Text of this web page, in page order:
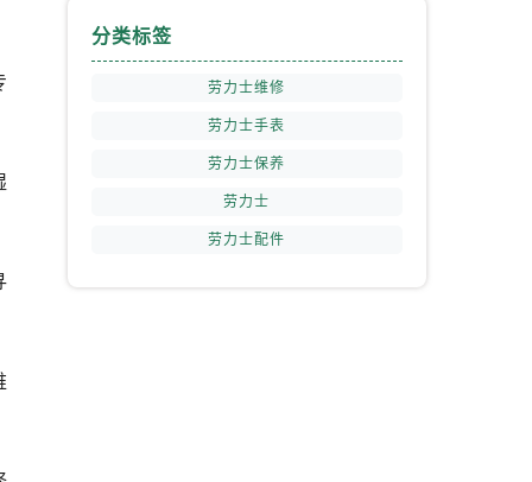
分类标签
劳力士维修
劳力士手表
劳力士保养
劳力士
劳力士配件